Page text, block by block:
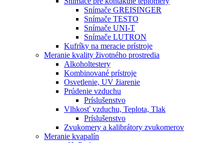
Snímače GREISINGER
Snímače TESTO
Snímače UNI-T
Snímače LUTRON
Kufríky na meracie prístroje
Meranie kvality životného prostredia
Alkoholtestery
Kombinované prístroje
Osvetlenie, UV žiarenie
Prúdenie vzduchu
Príslušenstvo
Vlhkosť vzduchu, Teplota, Tlak
Príslušenstvo
Zvukomery a kalibrátory zvukomerov
Meranie kvapalín